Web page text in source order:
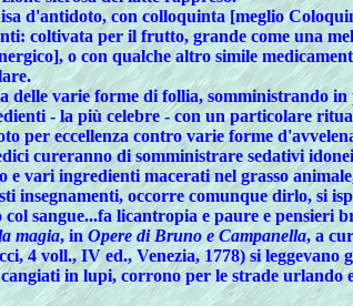
d'antidoto, con colloquinta [meglio
coltivata per il frutto, grande come una
o con qualche altro simile
varie forme di follia, somministrando
- la più celebre - con un particolare
per eccellenza contro varie forme
cureranno di somministrare sedativi
vari ingredienti macerati nel grasso
insegnamenti, occorre comunque dirlo, si
sangue...fa licantropia e paure e pensieri
magia, inOpere di Bruno e Campanella, a
4 voll., IV ed., Venezia, 1778) si leggevano
in lupi, corrono per le strade urlando